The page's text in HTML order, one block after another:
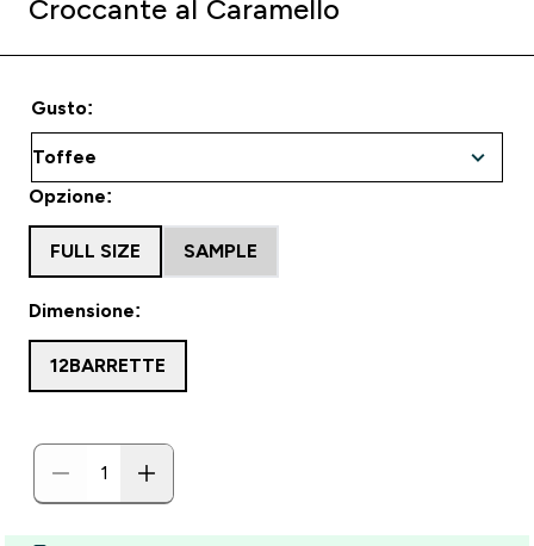
Croccante al Caramello
Gusto:
Dimensione:
12BARRETTE
Opzione:
FULL SIZE SAMPLE